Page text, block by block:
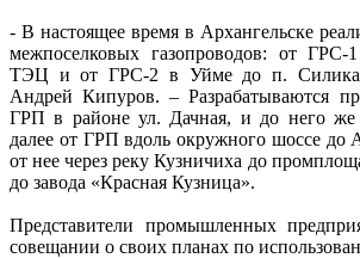
- В настоящее время в Архангельске
межпоселковых газопроводов: от ГРС-
ТЭЦ и от ГРС-2 в Уйме до п.
Андрей Кипуров. – Разрабатываются
ГРП в районе ул. Дачная, и до него
далее от ГРП вдоль окружного шоссе до
от нее через реку Кузничиха до
до завода «Красная Кузница».
Представители промышленных
совещании о своих планах по